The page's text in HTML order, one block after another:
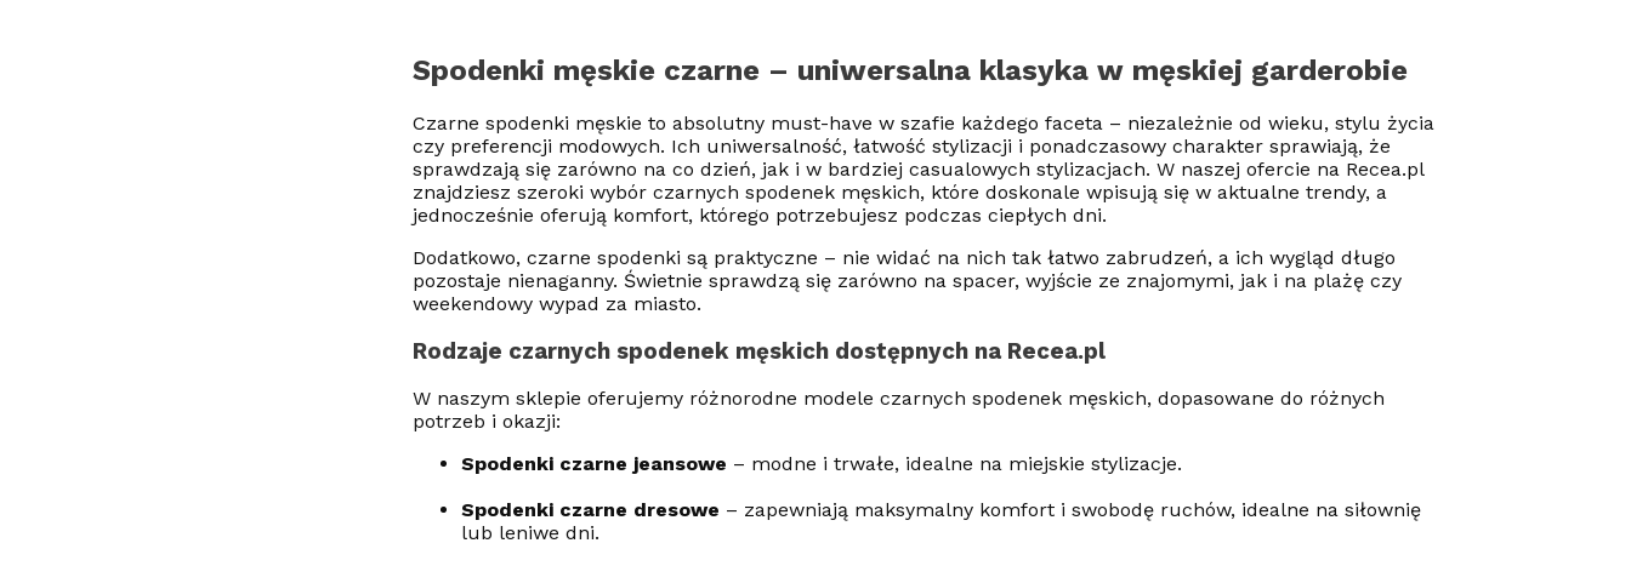
Spodenki męskie czarne – uniwersalna klasyka w męskiej garderobie
Czarne spodenki męskie to absolutny must-have w szafie każdego faceta – niezależnie od wieku, stylu życia
czy preferencji modowych. Ich uniwersalność, łatwość stylizacji i ponadczasowy charakter sprawiają, że
sprawdzają się zarówno na co dzień, jak i w bardziej casualowych stylizacjach. W naszej ofercie na Recea.pl
znajdziesz szeroki wybór czarnych spodenek męskich, które doskonale wpisują się w aktualne trendy, a
jednocześnie oferują komfort, którego potrzebujesz podczas ciepłych dni.
Dodatkowo, czarne spodenki są praktyczne – nie widać na nich tak łatwo zabrudzeń, a ich wygląd długo
pozostaje nienaganny. Świetnie sprawdzą się zarówno na spacer, wyjście ze znajomymi, jak i na plażę czy
weekendowy wypad za miasto.
Rodzaje czarnych spodenek męskich dostępnych na Recea.pl
W naszym sklepie oferujemy różnorodne modele czarnych spodenek męskich, dopasowane do różnych
potrzeb i okazji:
Spodenki czarne jeansowe – modne i trwałe, idealne na miejskie stylizacje.
Spodenki czarne dresowe – zapewniają maksymalny komfort i swobodę ruchów, idealne na siłownię
lub leniwe dni.